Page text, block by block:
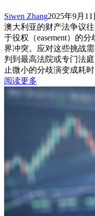
Siwen Zhang2025年9月11
澳大利亚的财产法争议
于役权（easement）的
界冲突。应对这些挑战
判到最高法院或专门法
止微小的分歧演变成耗
阅读更多